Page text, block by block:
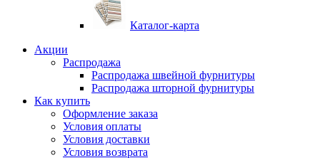
Каталог-карта
Акции
Распродажа
Распродажа швейной фурнитуры
Распродажа шторной фурнитуры
Как купить
Оформление заказа
Условия оплаты
Условия доставки
Условия возврата